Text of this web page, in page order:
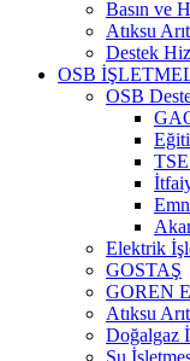
Basın ve
Atıksu
Destek
OSB
OSB
TSE
Elektrik
GOSTAŞ
GOREN
Atıksu
Doğalgaz
Su